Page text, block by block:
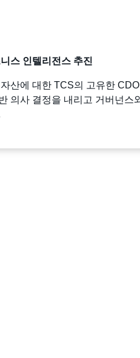
스 인텔리전스 추진
산에 대한 TCS의 고유한
의사 결정을 내리고 거버넌스